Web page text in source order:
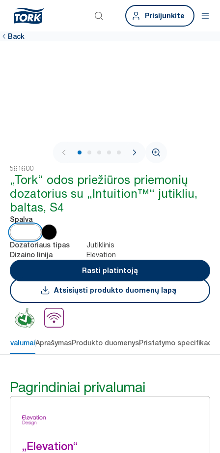
Prisijunkite
Back
1 / 5
561600
„Tork“ odos priežiūros priemonių
dozatorius su „Intuition™“ jutikliu,
baltas, S4
Spalva
Dozatoriaus tipas Jutiklinis
Dizaino linija
Elevation
Rasti platintoją
Atsisiųsti produkto duomenų lapą
AprašymasProdukto duomenysPristatymo
Pagrindiniai privalumai
„Elevation“